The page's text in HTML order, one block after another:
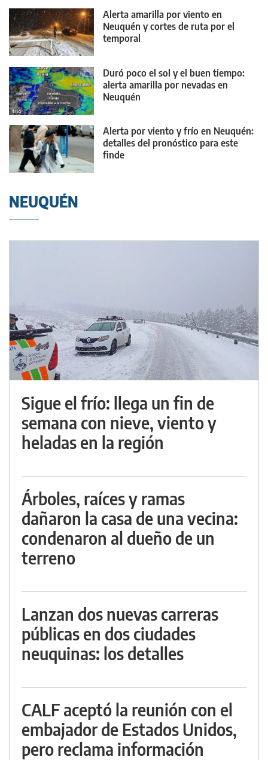
Alerta amarilla por viento en
Neuquén y cortes de ruta por el
temporal
Duró poco el sol y el buen tiempo:
alerta amarilla por nevadas en
Neuquén
Alerta por viento y frío en Neuquén:
detalles del pronóstico para este
finde
NEUQUÉN
Sigue el frío: llega un fin de
semana con nieve, viento y
heladas en la región
Árboles, raíces y ramas
dañaron la casa de una vecina:
condenaron al dueño de un
terreno
Lanzan dos nuevas carreras
públicas en dos ciudades
neuquinas: los detalles
CALF aceptó la reunión con el
embajador de Estados Unidos,
pero reclama información